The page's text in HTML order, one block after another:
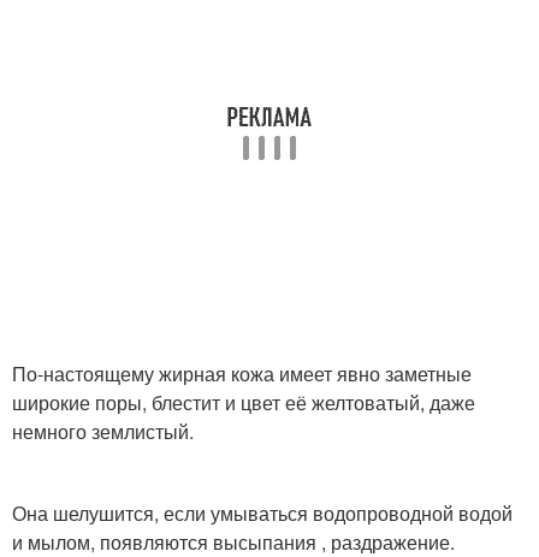
По-настоящему жирная кожа имеет явно заметные
широкие поры, блестит и цвет её желтоватый, даже
немного землистый.
Она шелушится, если умываться водопроводной водой
и мылом, появляются высыпания , раздражение.